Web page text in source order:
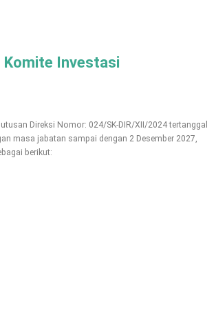
Komite Investasi
Direksi Nomor: 024/SK-DIR/XII/2024 tertanggal
masa jabatan sampai dengan 2 Desember 2027,
berikut: